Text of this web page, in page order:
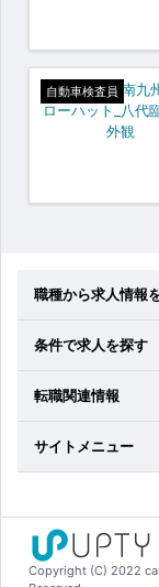
自動車検査員
職種から求人情報
条件で求人を探す
転職関連情報
サイトメニュー
Copyright (C) 2022